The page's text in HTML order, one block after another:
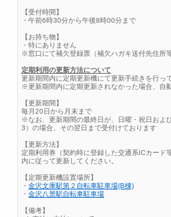
【受付時間】
・午前6時30分から午後8時00分まで
【お持ち物】
・特にありません
※窓口にて補欠登録票（補欠ハガキ送付先住所
定期利用の更新方法について
更新期間内に定期更新機にて更新手続きを行っ
※更新期間内に定期更新されなかった場合、自
【更新期間】
毎月20日から月末まで
※なお、更新期間の最終日が、日曜・祝日およ
3）の場合、その翌日まで受付けております
【更新方法】
定期利用券（契約時に登録した交通系ICカード
内に従って更新してください。
【定期更新機設置場所】
・ 金沢文庫駅第２自転車駐車場(B棟)
・ 金沢八景駅自転車駐車場
【備考】